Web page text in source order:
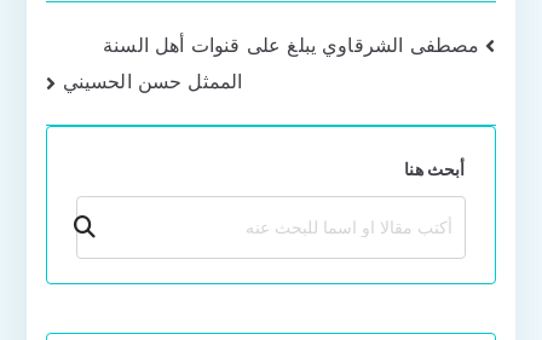
تصفّح
مصطفى الشرقاوي يبلغ على قنوات أهل السنة
الممثل حسن الحسيني
أبحث هنا
بحث